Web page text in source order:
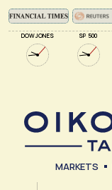
DOW JONES SP 500
MARKETS